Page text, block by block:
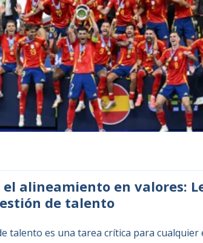
el alineamiento en valores:
de talento
talento es una tarea crítica para cualquier